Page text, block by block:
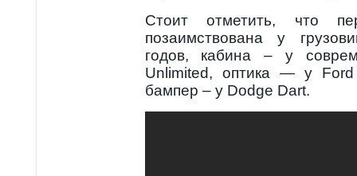
Стоит отметить, что
позаимствована у
годов, кабина – у
Unlimited, оптика — у
бампер – у Dodge Dart.